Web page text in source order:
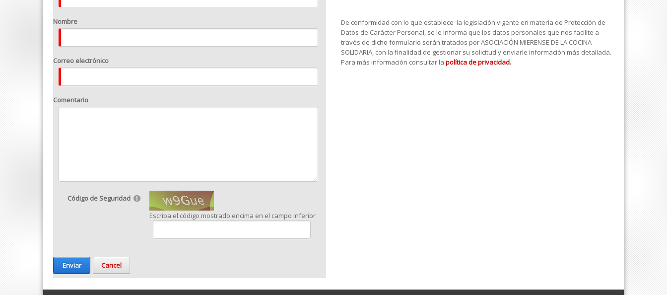
Nombre
Correo electrónico
Comentario
Código de Seguridad
Escriba el código mostrado encima en el campo inferior
Enviar Cancel
De conformidad con lo que establece la legislación vigente en materia de Protección de
Datos de Carácter Personal, se le informa que los datos personales que nos facilite a
través de dicho formulario serán tratados por ASOCIACIÓN MIERENSE DE LA COCINA
SOLIDARIA, con la finalidad de gestionar su solicitud y enviarle información más detallada.
Para más información consultar la política de privacidad.